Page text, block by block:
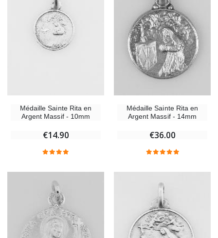
Médaille Sainte Rita en
Argent Massif - 10mm
€14.90
Médaille Sainte Rita en
Argent Massif - 14mm
€36.00
€6.00
€15.00 €13.50
€12.90
-30%
€10.00 €7.00
€12.00 €9.60
-20%
€9.60
€7.90